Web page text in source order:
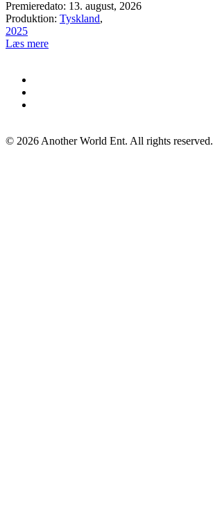
Premieredato: 13. august, 2026
Produktion: Tyskland,
2025
Læs mere
© 2026 Another World Ent. All rights reserved.